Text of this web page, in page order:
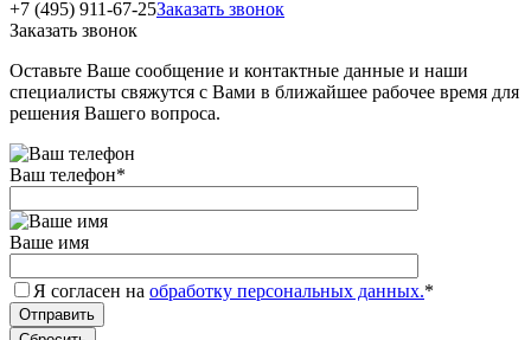
+7 (495) 911-67-25Заказать звонок
Заказать звонок
Оставьте Ваше сообщение и контактные данные и наши
специалисты свяжутся с Вами в ближайшее рабочее время для
решения Вашего вопроса.
Ваш телефон*
Ваше имя
Я согласен на обработку персональных данных.*